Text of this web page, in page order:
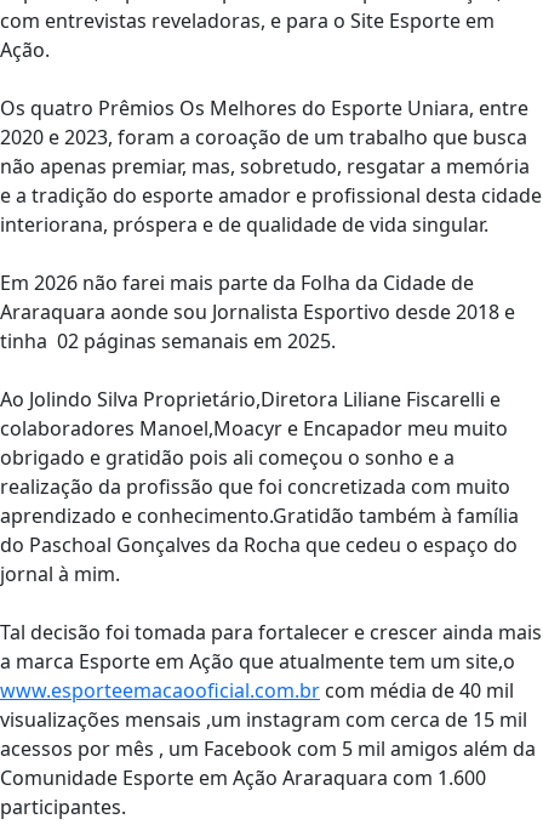
com entrevistas reveladoras, e para o Site Esporte em
Ação.
Os quatro Prêmios Os Melhores do Esporte Uniara, entre
2020 e 2023, foram a coroação de um trabalho que busca
não apenas premiar, mas, sobretudo, resgatar a memória
e a tradição do esporte amador e profissional desta cidade
interiorana, próspera e de qualidade de vida singular.
Em 2026 não farei mais parte da Folha da Cidade de
Araraquara aonde sou Jornalista Esportivo desde 2018 e
tinha 02 páginas semanais em 2025.
Ao Jolindo Silva Proprietário,Diretora Liliane Fiscarelli e
colaboradores Manoel,Moacyr e Encapador meu muito
obrigado e gratidão pois ali começou o sonho e a
realização da profissão que foi concretizada com muito
aprendizado e conhecimento.Gratidão também à família
do Paschoal Gonçalves da Rocha que cedeu o espaço do
jornal à mim.
Tal decisão foi tomada para fortalecer e crescer ainda mais
a marca Esporte em Ação que atualmente tem um site,o
www.esporteemacaooficial.com.br com média de 40 mil
visualizações mensais ,um instagram com cerca de 15 mil
acessos por mês , um Facebook com 5 mil amigos além da
Comunidade Esporte em Ação Araraquara com 1.600
participantes.